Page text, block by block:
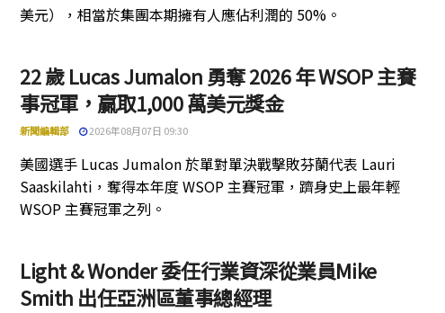
美元），相當於集團本期擁有人應佔利潤的 50%。
22 歲 Lucas Jumalon 勇奪 2026 年 WSOP 主賽
事冠軍，贏取1,000 萬美元獎金
新聞編輯部 2026年08月07日 09:30
美國選手 Lucas Jumalon 於單對單決戰擊敗芬蘭代表 Lauri
Saaskilahti，奪得本年度 WSOP 主賽冠軍，躋身史上最年輕
WSOP 主賽冠軍之列。
Light & Wonder 委任行業資深從業員Mike
Smith 出任亞洲區董事總經理